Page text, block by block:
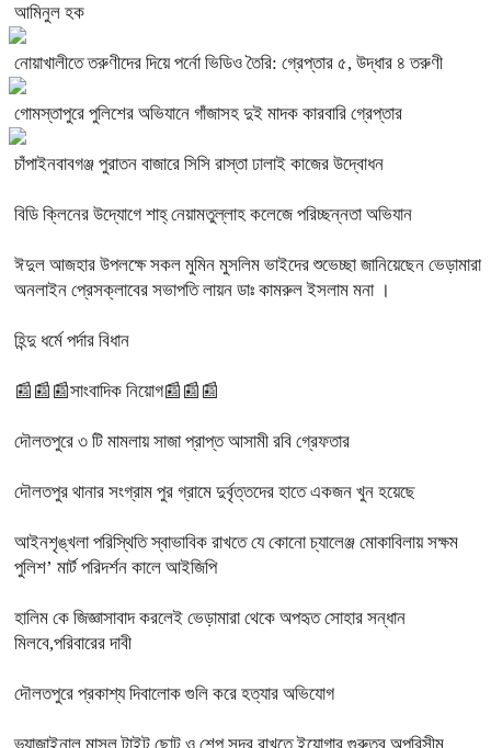
আমিনুল হক
নোয়াখালীতে তরুণীদের দিয়ে পর্নো ভিডিও তৈরি: গ্রেপ্তার ৫, উদ্ধার ৪ তরুণী
গোমস্তাপুরে পুলিশের অভিযানে গাঁজাসহ দুই মাদক কারবারি গ্রেপ্তার
চাঁপাইনবাবগঞ্জ পুরাতন বাজারে সিসি রাস্তা ঢালাই কাজের উদ্বোধন
বিডি ক্লিনের উদ্যোগে শাহ্ নেয়ামতুল্লাহ কলেজে পরিচ্ছন্নতা অভিযান
ঈদুল আজহার উপলক্ষে সকল মুমিন মুসলিম ভাইদের শুভেচ্ছা জানিয়েছেন ভেড়ামারা
অনলাইন প্রেসক্লাবের সভাপতি লায়ন ডাঃ কামরুল ইসলাম মনা ।
হিন্দু ধর্মে পর্দার বিধান
📰📰📰সাংবাদিক নিয়োগ📰📰📰
দৌলতপুরে ৩ টি মামলায় সাজা প্রাপ্ত আসামী রবি গ্রেফতার
দৌলতপুর থানার সংগ্রাম পুর গ্রামে দুর্বৃত্তদের হাতে একজন খুন হয়েছে
আইনশৃঙ্খলা পরিস্থিতি স্বাভাবিক রাখতে যে কোনো চ্যালেঞ্জ মোকাবিলায় সক্ষম
পুলিশ’ মার্ট পরিদর্শন কালে আইজিপি
হালিম কে জিজ্ঞাসাবাদ করলেই ভেড়ামারা থেকে অপহৃত সোহার সন্ধান
মিলবে,পরিবারের দাবী
দৌলতপুরে প্রকাশ্য দিবালোক গুলি করে হত্যার অভিযোগ
ভ্যাজাইনাল মাসল টাইট ছোট ও শেপ সুন্দর রাখতে ইয়োগার গুরুত্ব অপরিসীম